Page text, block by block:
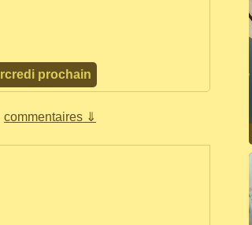
prochain
commentaires ⇓